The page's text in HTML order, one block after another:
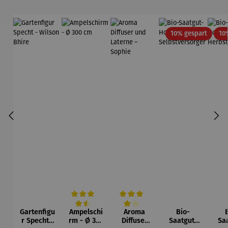
Gartenfigu
r Specht -
Durchschnittliche Bewertung von 4.5 von 5 Sternen
Ampelschi
rm - Ø 300
Durchschnittliche Bewertung von 4
Aroma
Diffuser
10% gespartRabatt
Bio-
Saatgut-